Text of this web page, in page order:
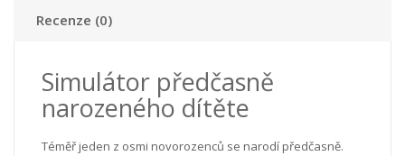
Recenze (0)
Simulátor předčasně
narozeného dítěte
Téměř jeden z osmi novorozenců se narodí předčasně.